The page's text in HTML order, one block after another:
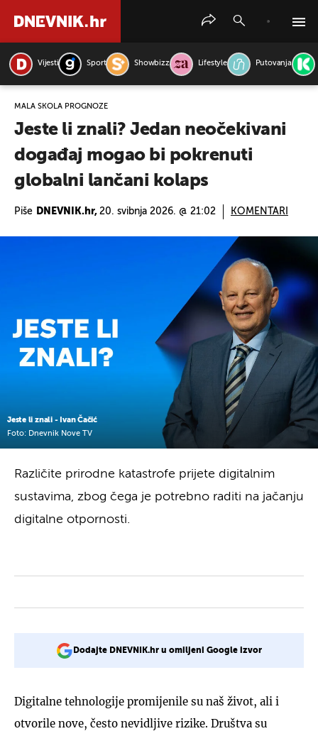
Vijesti Sport Showbizz Lifestyle Putovanja
MALA ŠKOLA PROGNOZE
Jeste li znali? Jedan neočekivani
događaj mogao bi pokrenuti
globalni lančani kolaps
Piše DNEVNIK.hr, 20. svibnja 2026. @ 21:02 KOMENTARI
Jeste li znali - Ivan Čačić
Foto: Dnevnik Nove TV
Različite prirodne katastrofe prijete digitalnim
sustavima, zbog čega je potrebno raditi na jačanju
digitalne otpornosti.
Dodajte DNEVNIK.hr u omiljeni Google izvor
Digitalne tehnologije promijenile su naš život, ali i
otvorile nove, često nevidljive rizike. Društva su
PRETRAŽITE VIJESTI